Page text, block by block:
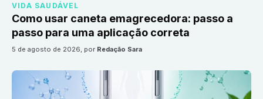
VIDA SAUDÁVEL
Como usar caneta emagrecedora: passo a
passo para uma aplicação correta
5 de agosto de 2026, por Redação Sara